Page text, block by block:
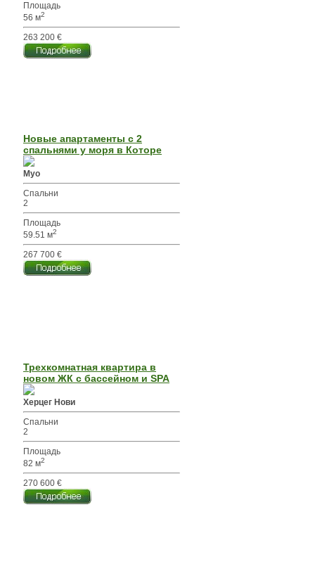
Площадь
56 м2
263 200 €
Новые апартаменты с 2
спальнями у моря в Которе
Муо
Спальни
2
Площадь
59.51 м2
267 700 €
Трехкомнатная квартира в
новом ЖК с бассейном и SPA
Херцег Нови
Спальни
2
Площадь
82 м2
270 600 €